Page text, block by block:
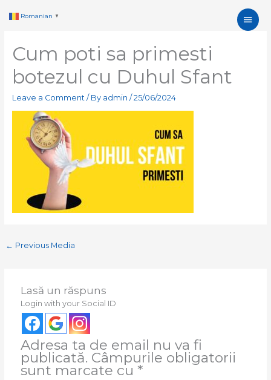
Main
Cum poti sa primesti
botezul cu Duhul Sfant
Leave a Comment / By admin /25/06/2024
← Previous Media
Lasă un răspuns
Login with your Social ID
Adresa ta de email nu va fi
publicată. Câmpurile obligatorii
sunt marcate cu *
Romanian ▼